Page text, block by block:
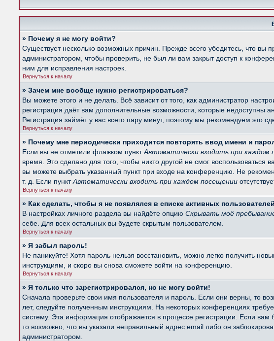
» Почему я не могу войти?
Существует несколько возможных причин. Прежде всего убедитесь, что
администратором, чтобы проверить, не был ли вам закрыт доступ к
ним для исправления настроек.
Вернуться к началу
» Зачем мне вообще нужно регистрироваться?
Вы можете этого и не делать. Всё зависит от того, как администратор
регистрация даёт вам дополнительные возможности, которые недоступны
Регистрация займёт у вас всего пару минут, поэтому мы рекомендуем это
Вернуться к началу
» Почему мне периодически приходится повторять ввод имени и
Если вы не отметили флажком пунктАвтоматически входить при каждом
время. Это сделано для того, чтобы никто другой не смог
вы можете выбрать указанный пункт при входе на конференцию. Не
т. д. Если пунктАвтоматически входить при каждом посещении
Вернуться к началу
» Как сделать, чтобы я не появлялся в списке активных
В настройках личного раздела вы найдёте опцию Скрывать моё
себе. Для всех остальных вы будете скрытым пользователем.
Вернуться к началу
» Я забыл пароль!
Не паникуйте! Хотя пароль нельзя восстановить, можно легко получить
инструкциям, и скоро вы снова сможете войти на конференцию.
Вернуться к началу
» Я только что зарегистрировался, но не могу войти!
Сначала проверьте свои имя пользователя и пароль. Если они верны, то
лет, следуйте полученным инструкциям. На некоторых конференциях
систему. Эта информация отображается в процессе регистрации. Если
то возможно, что вы указали неправильный адрес email либо он
администратором.